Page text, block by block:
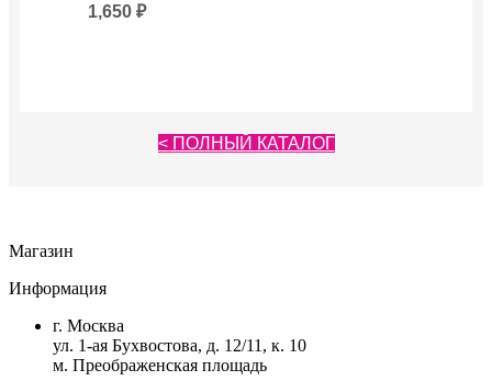
1,650₽
< ПОЛНЫЙ КАТАЛОГ
Магазин
Информация
г. Москва
ул. 1-ая Бухвостова, д. 12/11, к. 10
м. Преображенская площадь